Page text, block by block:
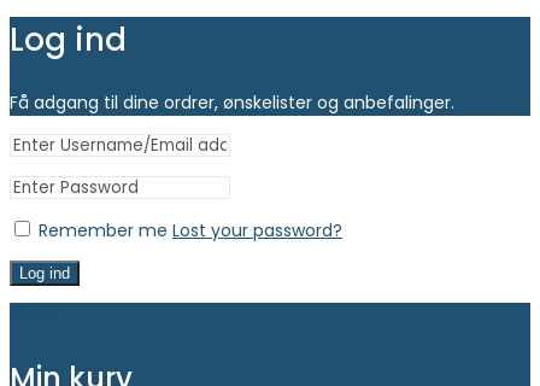
Log ind
Få adgang til dine ordrer, ønskelister og anbefalinger.
Remember me Lost your password?
Log ind
Min kurv